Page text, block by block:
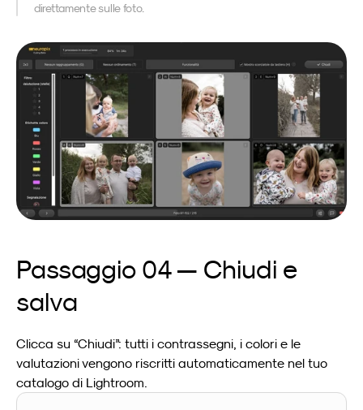
direttamente sulle foto.
Passaggio 04 — Chiudi e
salva
Clicca su “Chiudi”: tutti i contrassegni, i colori e le
valutazioni vengono riscritti automaticamente nel tuo
catalogo di Lightroom.